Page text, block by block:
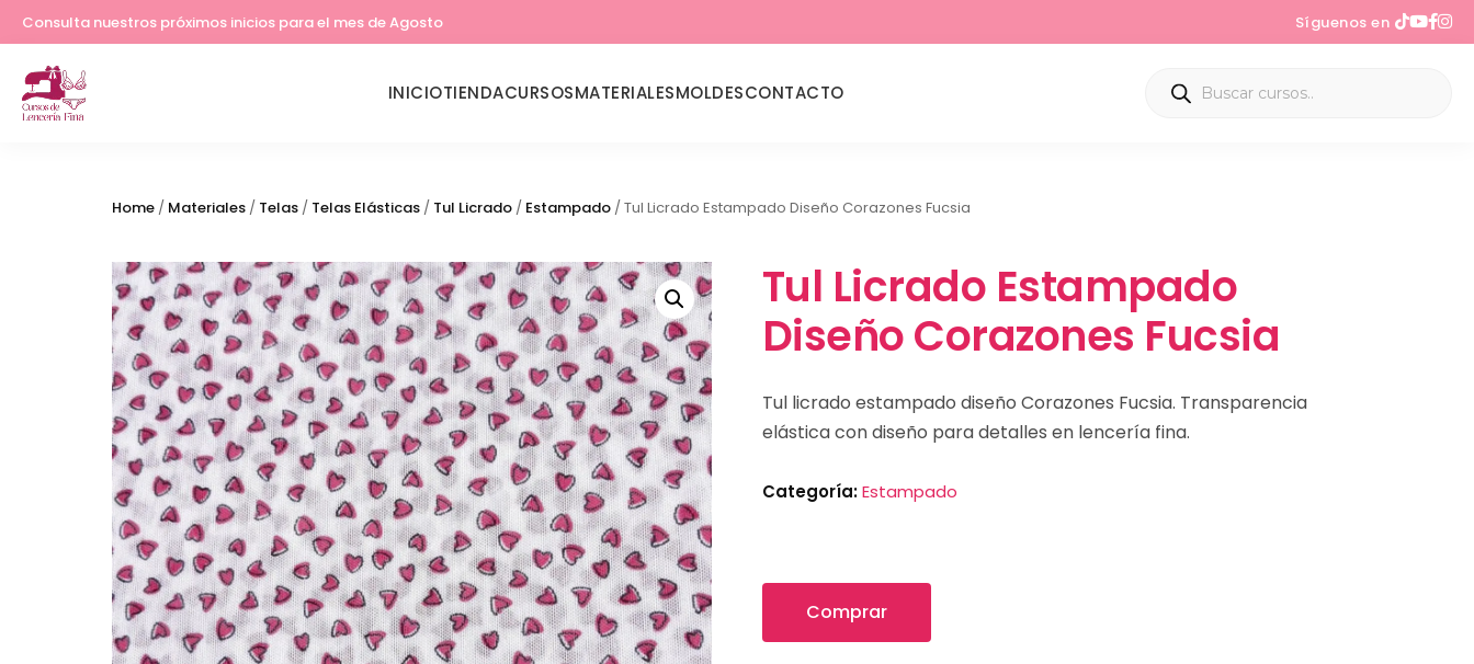
Consulta nuestros próximos inicios para el mes de Agosto
Lleva tu costura a otro nivel Síguenos en
INICIOTIENDACURSOSMATERIALESMOLDESCONTACTO
Home / Materiales / Telas / Telas Elásticas / Tul Licrado / Estampado / Tul Licrado Estampado Diseño Corazones Fucsia
Tul Licrado Estampado
Diseño Corazones Fucsia
Tul licrado estampado diseño Corazones Fucsia. Transparencia
elástica con diseño para detalles en lencería fina.
Categoría:Estampado
Comprar